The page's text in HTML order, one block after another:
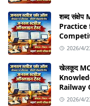
शब्द
Practice
2026/4/
खेलकूद
Railway
2026/4/